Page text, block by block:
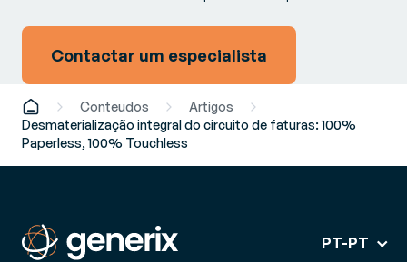
Contactar um especialista
Conteudos
Artigos
Desmaterialização integral do circuito de faturas: 100%
Paperless, 100% Touchless
PT-PT